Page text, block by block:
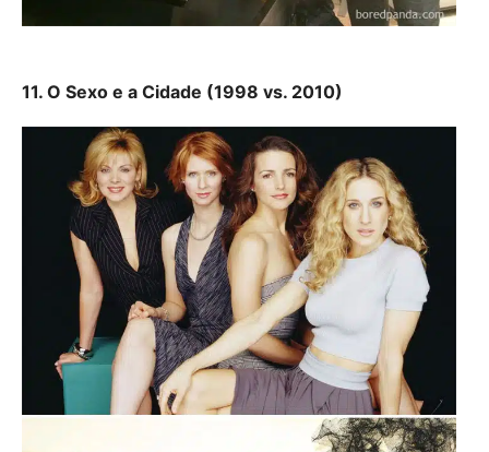
11. O Sexo e a Cidade (1998 vs. 2010)